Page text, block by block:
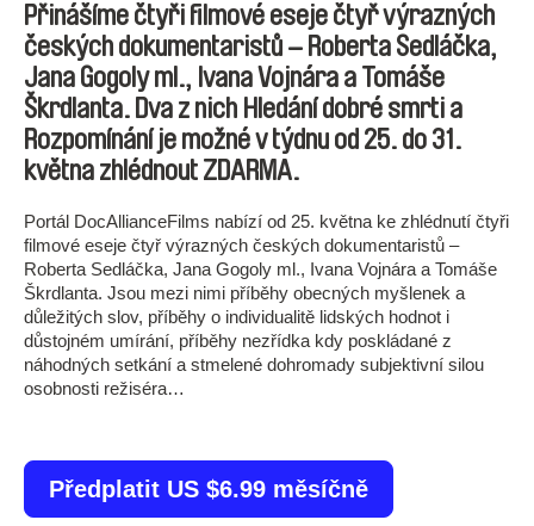
Přinášíme čtyři filmové eseje čtyř výrazných
českých dokumentaristů – Roberta Sedláčka,
Jana Gogoly ml., Ivana Vojnára a Tomáše
Škrdlanta. Dva z nich Hledání dobré smrti a
Rozpomínáníje možné v týdnu od 25. do 31.
května zhlédnout ZDARMA.
Portál DocAllianceFilms nabízí od 25. května ke zhlédnutí čtyři
filmové eseje čtyř výrazných českých dokumentaristů –
Roberta Sedláčka, Jana Gogoly ml., Ivana Vojnára a Tomáše
Škrdlanta. Jsou mezi nimi příběhy obecných myšlenek a
důležitých slov, příběhy o individualitě lidských hodnot i
důstojném umírání, příběhy nezřídka kdy poskládané z
náhodných setkání a stmelené dohromady subjektivní silou
osobnosti režiséra…
Předplatit US $6.99 měsíčně